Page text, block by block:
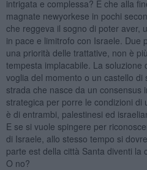
intrigata e complessa? E che alla
magnate newyorkese in pochi
che reggeva il sogno di poter aver,
in pace e limitrofo con Israele. Due
una priorità delle trattative, non è
tempesta implacabile. La soluzione
voglia del momento o un castello
strada che nasce da un consensus
strategica per porre le condizioni di
è di entrambi, palestinesi ed
E se si vuole spingere per
di Israele, allo stesso tempo si
parte est della città Santa diventi la
O no?